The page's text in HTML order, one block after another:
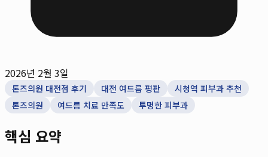
2026년 2월 3일
톤즈의원 대전점 후기 대전 여드름 평판
시청역 피부과 추천
톤즈의원
여드름 치료 만족도 투명한 피부과
핵심 요약